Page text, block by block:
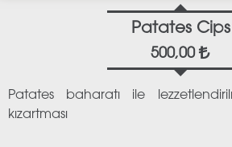
Patates Cips
500,00
Patates baharatı ile
kızartması